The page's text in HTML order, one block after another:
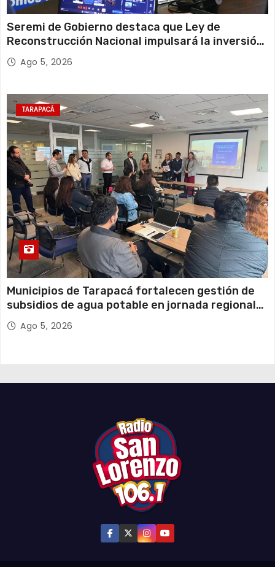
Seremi de Gobierno destaca que Ley de
Reconstrucción Nacional impulsará la inversión
y el empleo en Tarapacá
Ago 5, 2026
TARAPACÁ
Municipios de Tarapacá fortalecen gestión de
subsidios de agua potable en jornada regional
organizada por Aguas del Altiplano y ANDESS
Ago 5, 2026